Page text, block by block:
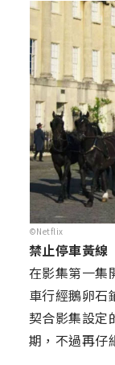
©Netflix
禁止停車黃線
在影集第一集
車行經鵝卵石
契合影集設定
期，不過再仔